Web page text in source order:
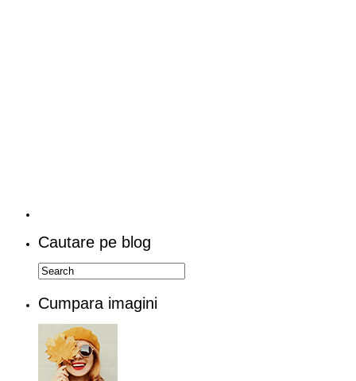
Cautare pe blog
Cumpara imagini